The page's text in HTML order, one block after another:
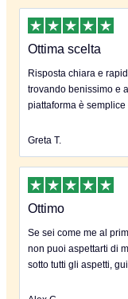
Ottima scelta
Risposta chiara e
trovando benissimo e
piattaforma è
Greta T.
Ottimo
Se sei come me al
non puoi aspettarti di
sotto tutti gli aspetti,